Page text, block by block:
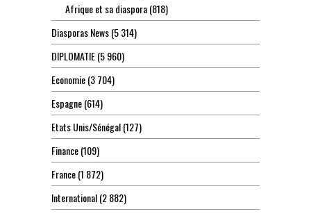
Afrique et sa diaspora(818)
Diasporas News(5 314)
DIPLOMATIE(5 960)
Economie(3 704)
Espagne(614)
Etats Unis/Sénégal(127)
Finance(109)
France(1 872)
International(2 882)